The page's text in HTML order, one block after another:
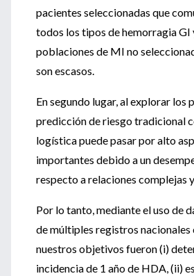
pacientes seleccionadas que
todos los tipos de hemorragia GI
poblaciones de MI no
son escasos.
En segundo lugar, al explorar los
predicción de riesgo tradicional
logística puede pasar por alto
importantes debido a un
respecto a relaciones complejas
Por lo tanto, mediante el uso de
de múltiples registros
nuestros objetivos fueron (i)
incidencia de 1 año de HDA, (ii)